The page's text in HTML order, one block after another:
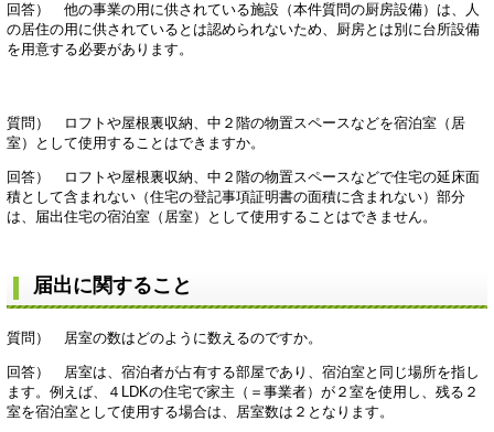
回答） 他の事業の用に供されている施設（本件質問の厨房設備）は、人
の居住の用に供されているとは認められないため、厨房とは別に台所設備
を用意する必要があります。
質問） ロフトや屋根裏収納、中２階の物置スペースなどを宿泊室（居
室）として使用することはできますか。
回答） ロフトや屋根裏収納、中２階の物置スペースなどで住宅の延床面
積として含まれない（住宅の登記事項証明書の面積に含まれない）部分
は、届出住宅の宿泊室（居室）として使用することはできません。
届出に関すること
質問） 居室の数はどのように数えるのですか。
回答） 居室は、宿泊者が占有する部屋であり、宿泊室と同じ場所を指し
ます。例えば、４LDKの住宅で家主（＝事業者）が２室を使用し、残る２
室を宿泊室として使用する場合は、居室数は２となります。